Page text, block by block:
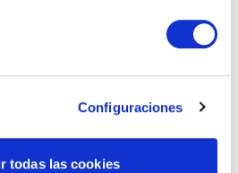
Configuraciones
todas las cookies